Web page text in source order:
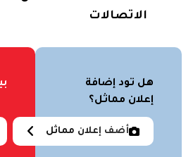
الاتصالات
هل تود إضافة
إعلان مماثل؟
أضف إعلان مماثل